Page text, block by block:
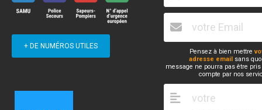
+ DE NUMÉROS UTILES
Pensez à bien mettre
adresse email sans
message ne pourra pas être
compte par nos